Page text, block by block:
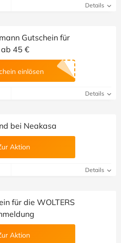
Details
Gutschein für
45 €
einlösen
Details
bei Neakasa
Aktion
Details
für die WOLTERS
Aktion